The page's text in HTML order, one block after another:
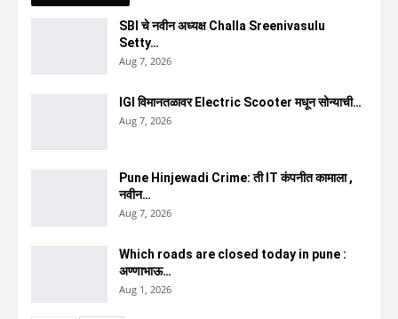
SBI चे नवीन अध्यक्ष Challa Sreenivasulu
Setty…
Aug 7, 2026
IGI विमानतळावर Electric Scooter मधून सोन्याची…
Aug 7, 2026
Pune Hinjewadi Crime: ती IT कंपनीत कामाला ,
नवीन…
Aug 7, 2026
Which roads are closed today in pune :
अण्णाभाऊ…
Aug 1, 2026